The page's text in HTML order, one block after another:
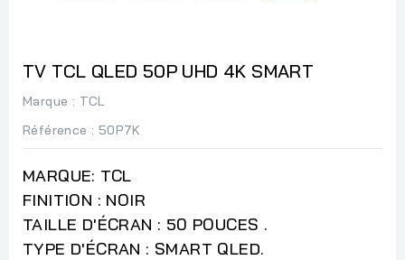
TV TCL QLED 50P UHD 4K SMART
Marque : TCL
Référence : 50P7K
MARQUE: TCL
FINITION : NOIR
TAILLE D'ÉCRAN : 50 POUCES .
TYPE D'ÉCRAN : SMART QLED.